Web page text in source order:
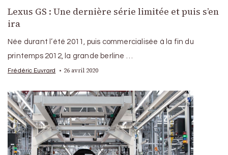
Lexus GS : Une dernière série limitée et puis s’en
ira
Née durant l’été 2011, puis commercialisée à la fin du
printemps 2012, la grande berline …
Frédéric Euvrard 26 avril 2020